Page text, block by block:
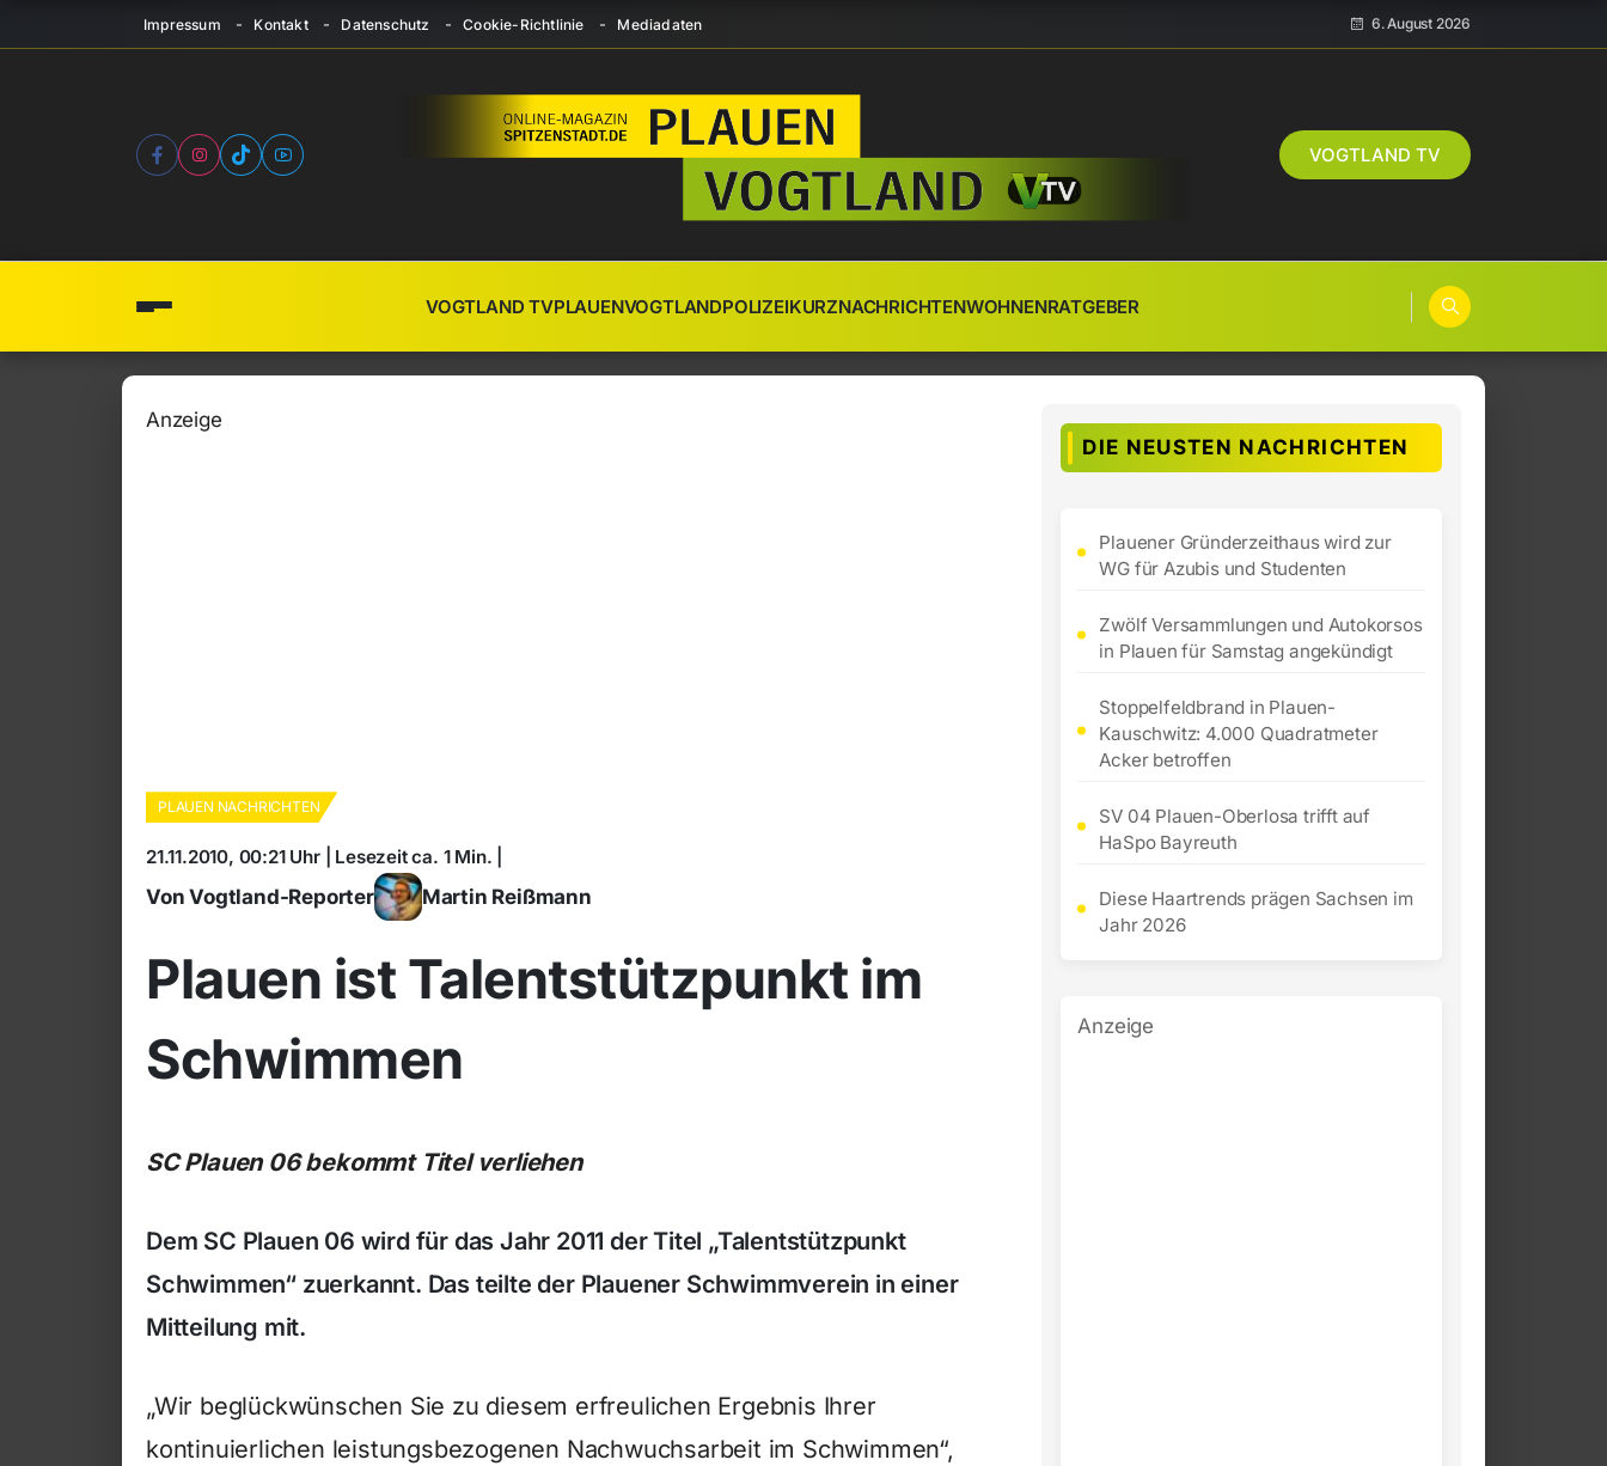
Impressum Kontakt Datenschutz Cookie-Richtlinie Mediadaten 6. August 2026
VOGTLAND TV
VOGTLAND TVPLAUENVOGTLANDPOLIZEIKURZNACHRICHTENWOHNENRATGEBER
Anzeige
PLAUEN NACHRICHTEN
21.11.2010, 00:21 Uhr | Lesezeit ca. 1 Min. |
Von Vogtland-Reporter Martin Reißmann
Plauen ist Talentstützpunkt im
Schwimmen
SC Plauen 06 bekommt Titel verliehen
Dem SC Plauen 06 wird für das Jahr 2011 der Titel „Talentstützpunkt
Schwimmen“ zuerkannt. Das teilte der Plauener Schwimmverein in einer
Mitteilung mit.
„Wir beglückwünschen Sie zu diesem erfreulichen Ergebnis Ihrer
kontinuierlichen leistungsbezogenen Nachwuchsarbeit im Schwimmen“,
DIE NEUSTEN NACHRICHTEN
Plauener Gründerzeithaus wird zur
WG für Azubis und Studenten
Zwölf Versammlungen und Autokorsos
in Plauen für Samstag angekündigt
Stoppelfeldbrand in Plauen-
Kauschwitz: 4.000 Quadratmeter
Acker betroffen
SV 04 Plauen-Oberlosa trifft auf
HaSpo Bayreuth
Diese Haartrends prägen Sachsen im
Jahr 2026
Anzeige